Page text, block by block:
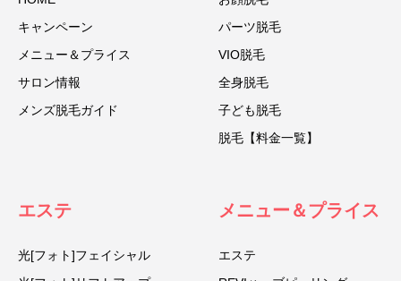
キャンペーン
メニュー＆プライス
サロン情報
メンズ脱毛ガイド
パーツ脱毛
VIO脱毛
全身脱毛
子ども脱毛
脱毛【料金一覧】
エステ
光[フォト]フェイシャル
メニュー＆プライス
エステ